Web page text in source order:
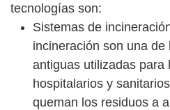
tecnologías son:
Sistemas de
incineración son una
antiguas utilizadas para
hospitalarios y
queman los residuos a